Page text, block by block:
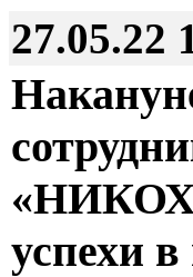
27.05.22
успехи